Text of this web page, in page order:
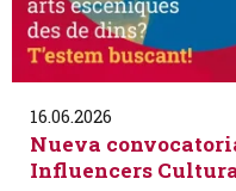
16.06.2026
Nueva
Influencers